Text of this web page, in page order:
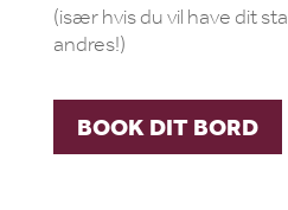
(især hvis du vil have dit
andres!)
BOOK DIT BORD